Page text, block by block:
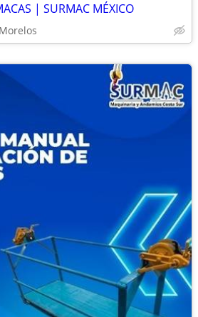
| SURMAC MÉXICO